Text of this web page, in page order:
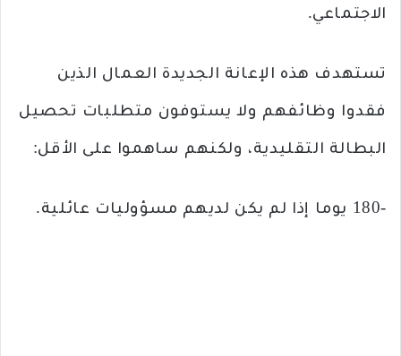
الاجتماعي.
تستهدف هذه الإعانة الجديدة العمال الذين
فقدوا وظائفهم ولا يستوفون متطلبات تحصيل
البطالة التقليدية، ولكنهم ساهموا على الأقل:
-180 يوما إذا لم يكن لديهم مسؤوليات عائلية.